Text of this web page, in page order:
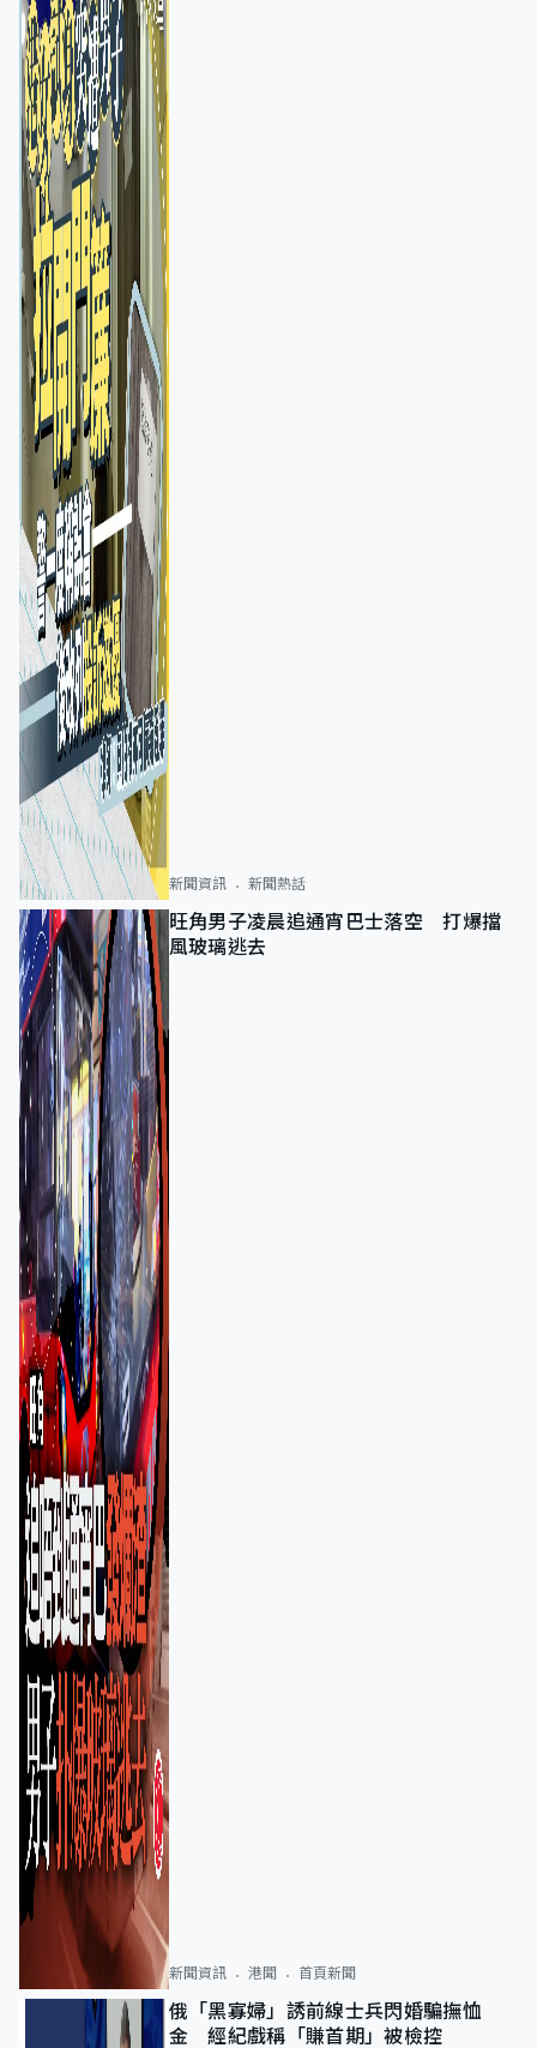
新聞資訊 新聞熱話
旺角男子凌晨追通宵巴士落空 打爆擋
風玻璃逃去
新聞資訊 港聞 首頁新聞
俄「黑寡婦」誘前線士兵閃婚騙撫恤
金 經紀戲稱「賺首期」被檢控